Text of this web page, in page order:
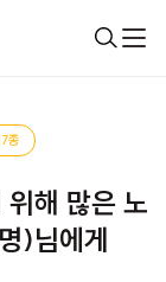
종
해 많은 노
)님에게